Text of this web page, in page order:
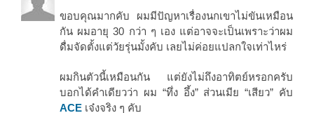
ขอบคุณมากคับ ผมมีปัญหาเรื่องนกเขาไม่ขันเหมือน
กัน ผมอายุ 30 กว่า ๆ เอง แต่อาจจะเป็นเพราะว่าผม
ดื่มจัดตั้งแต่วัยรุ่นมั้งคับ เลยไม่ค่อยแปลกใจเท่าไหร่
ผมกินตัวนี้เหมือนกัน แต่ยังไม่ถึงอาทิตย์หรอกครับ
บอกได้คำเดียวว่า ผม “ทึ่ง อึ้ง” ส่วนเมีย “เสียว” คับ
ACE เจ๋งจริง ๆ คับ